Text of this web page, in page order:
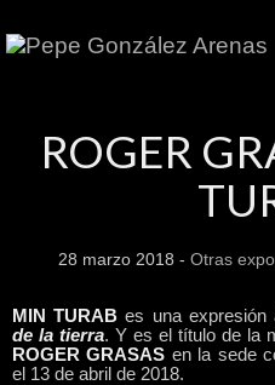
ROGER
28 marzo 2018 - Otras
MIN TURAB es una expresión
de la tierra. Y es el título de la
ROGER GRASAS en la sede
el 13 de abril de 2018.